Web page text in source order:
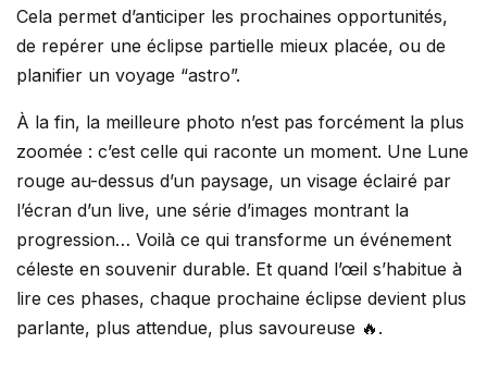
Cela permet d’anticiper les prochaines opportunités,
de repérer une éclipse partielle mieux placée, ou de
planifier un voyage “astro”.
À la fin, la meilleure photo n’est pas forcément la plus
zoomée : c’est celle qui raconte un moment. Une Lune
rouge au-dessus d’un paysage, un visage éclairé par
l’écran d’un live, une série d’images montrant la
progression… Voilà ce qui transforme un événement
céleste en souvenir durable. Et quand l’œil s’habitue à
lire ces phases, chaque prochaine éclipse devient plus
parlante, plus attendue, plus savoureuse 🔥.